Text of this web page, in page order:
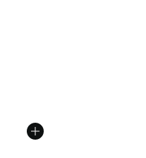
en baisse de € 74,99 à